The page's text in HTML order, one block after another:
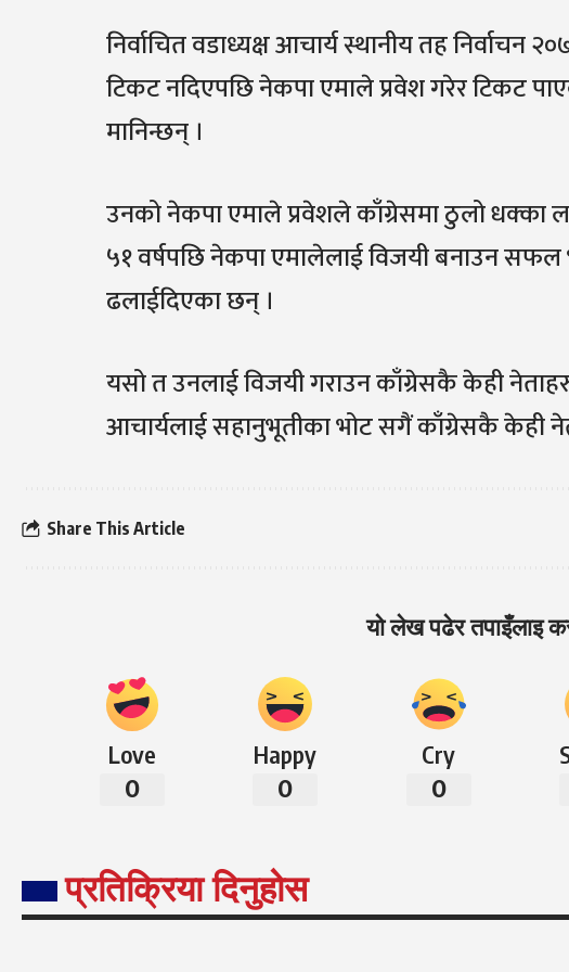
निर्वाचित वडाध्यक्ष आचार्य स्थानीय तह निर्वाचन
टिकट नदिएपछि नेकपा एमाले प्रवेश गरेर टिकट
मानिन्छन् ।
उनको नेकपा एमाले प्रवेशले काँग्रेसमा ठुलो धक्का
५१ वर्षपछि नेकपा एमालेलाई विजयी बनाउन
ढलाईदिएका छन् ।
यसो त उनलाई विजयी गराउन काँग्रेसकै केही
आचार्यलाई सहानुभूतीका भोट सगैं काँग्रेसकै केही
Share This Article
यो लेख पढेर तपाइँलाइ
Love
0
Happy
0
Cry
0
प्रतिक्रिया दिनुहोस